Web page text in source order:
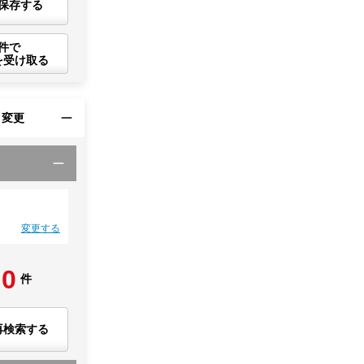
存する
で
受け取る
更
変更する
0 件
検索する